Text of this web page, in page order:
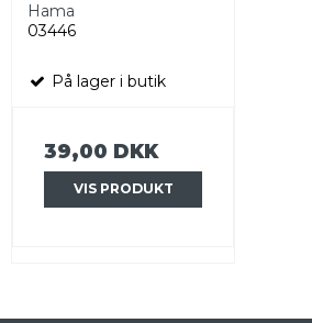
Hama
03446
På lager i butik
39,00 DKK
VIS PRODUKT